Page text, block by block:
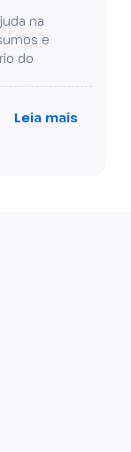
na
e
do
Leia mais